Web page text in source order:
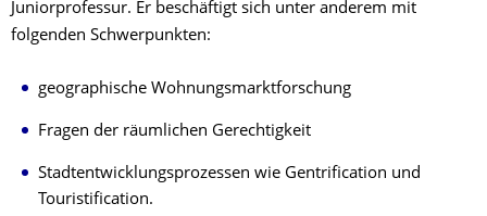
Juniorprofessur. Er beschäftigt sich unter anderem mit
folgenden Schwerpunkten:
geographische Wohnungsmarktforschung
Fragen der räumlichen Gerechtigkeit
Stadtentwicklungsprozessen wie Gentrification und
Touristification.